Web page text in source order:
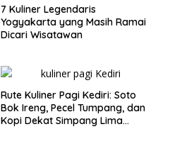
7 Kuliner Legendaris
Yogyakarta yang Masih Ramai
Dicari Wisatawan
Rute Kuliner Pagi Kediri: Soto
Bok Ireng, Pecel Tumpang, dan
Kopi Dekat Simpang Lima